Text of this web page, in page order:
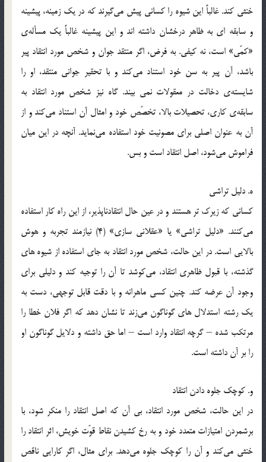
خنثی کند. غالباً این شیوه را کسانی پیش می‌گیرند که در یک زمینه، پیشینه
و سابقه ای به ظاهر درخشان داشته اند و این پیشینه غالباً یک مسأله‌ی
«کمّی» است، نه کیفی. به فرض، اگر منتقد جوان و شخص مورد انتقاد پیر
باشد، آن پیر به سن خود استناد می‌کند و با تحقیر جوانی منتقد، او را
شایسته‌ی دخالت در معقولات نمی بیند. گاه نیز شخص مورد انتقاد به
سابقه‌ی کاری، تحصیلات بالا، تخصّص خود و امثال آن استناد می‌کند و از
آن به عنوان اصلی برای مصونیت خود استفاده می‌نماید. آنچه در این میان
فراموش می‌شود، اصل انتقاد است و بس.
ه. دلیل تراشی
کسانی که زیرک تر هستند و در عین حال انتقادناپذیر، از این راه کار استفاده
می‌کنند. «دلیل تراشی» یا «عقلانی سازی» (4) نیازمند تجربه و هوش
بالایی است. در این حالت، شخص مورد انتقاد به جای استفاده از شیوه های
گذشته، با قبول ظاهری انتقاد، می‌کوشد تا آن را توجیه کند و دلیلی برای
وجود آن عرضه کند. چنین کسی ماهرانه و با دقت قابل توجهی، دست به
یک رشته استدلال های گوناگون می‌زند تا نشان دهد که اگر فلان خطا را
مرتکب شده – گرچه انتقاد وارد است – اما حق داشته و دلایل گوناگون او
را بر آن داشته است.
و. کوچک جلوه دادن انتقاد
در این حالت، شخص مورد انتقاد، بی آن که اصل انتقاد را منکر شود، با
برشمردن امتیازات متعدد خود و به رخ کشیدن نقاط قوّت خویش، اثر انتقاد را
خنثی می‌کند و آن را کوچک جلوه می‌دهد. برای مثال، اگر کارایی ناقص